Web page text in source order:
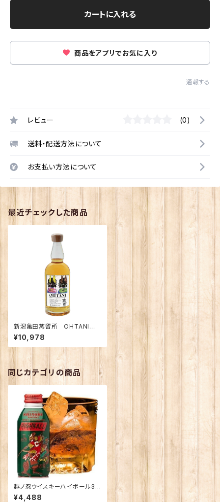
カートに入れる
商品をアプリでお気に入り
通報する
レビュー (0)
送料・配送方法について
お支払い方法について
最近チェックした商品
新潟亀田蒸留所 OHTANI
WHISKY 新潟亀田zodiac si
gn series 「Gemini」50%70
0ml 化粧箱入り
¥10,978
同じカテゴリの商品
越ノ忍ウイスキーハイボール38
0ml×12本/Alc.8％
¥4,488